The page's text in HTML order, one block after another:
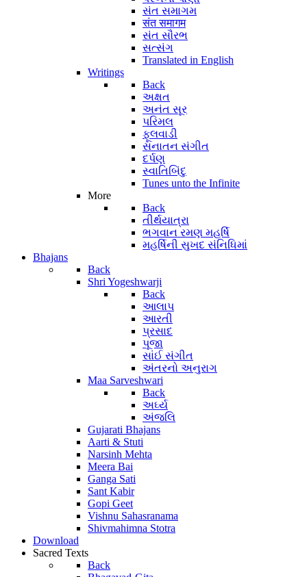
સંત સમાગમ
संत समागम
સંત સૌરભ
સત્સંગ
Translated in English
Writings
Back
અક્ષત
અનંત સૂર
પરિમલ
ફૂલવાડી
સનાતન સંગીત
દર્પણ
સ્વાતિબિંદુ
Tunes unto the Infinite
More
Back
તીર્થયાત્રા
ભગવાન રમણ મહર્ષિ
મહર્ષિની સુખદ સંનિધિમાં
Bhajans
Back
Shri Yogeshwarji
Back
આલાપ
આરતી
પ્રસાદ
પૂજા
સાંઈ સંગીત
અંતરનો અનુરાગ
Maa Sarveshwari
Back
અર્ઘ્ય
અંજલિ
Gujarati Bhajans
Aarti & Stuti
Narsinh Mehta
Meera Bai
Ganga Sati
Sant Kabir
Gopi Geet
Vishnu Sahasranama
Shivmahimna Stotra
Download
Sacred Texts
Back